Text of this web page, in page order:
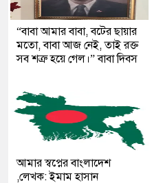
“বাবা আমার বাবা, বটের ছায়ার
মতো, বাবা আজ নেই, তাই রক্ত
সব শত্রু হয়ে গেল।” বাবা দিবস
আমার স্বপ্নের বাংলাদেশ
,লেখক: ইমাম হাসান